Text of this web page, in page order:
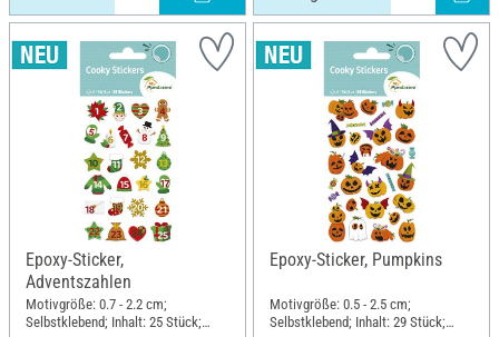
Epoxy-Sticker,
Adventszahlen
Motivgröße: 0.7 - 2.2 cm;
Selbstklebend; Inhalt: 25 Stück;
Epoxy-Sticker, Pumpkins
Motivgröße: 0.5 - 2.5 cm;
Selbstklebend; Inhalt: 29 Stück;